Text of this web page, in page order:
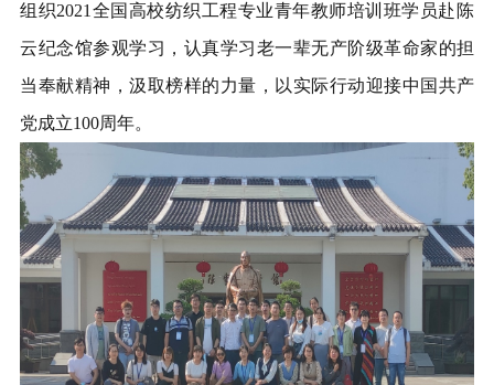
组织2021 全国高校纺织工程专业青年教师培训班学员赴陈
云纪念馆参观学习，认真学习老一辈无产阶级革命家的担
当奉献精神，汲取榜样的力量，以实际行动迎接中国共产
党成立100周年。